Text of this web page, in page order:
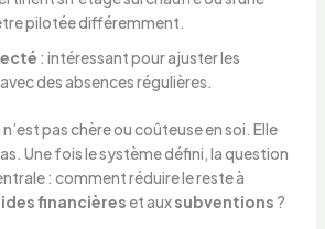
pilotée différemment.
: intéressant pour ajuster les
des absences régulières.
pas chère ou coûteuse en soi. Elle
Une fois le système défini, la question
: comment réduire le reste à
financièreset auxsubventions ?